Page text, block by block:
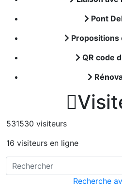
Pont
Propositions
QR code

531530 visiteurs
16 visiteurs en ligne
Recherche